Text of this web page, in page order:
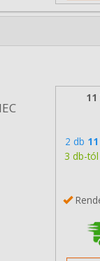
11
2 db
3 db-tól